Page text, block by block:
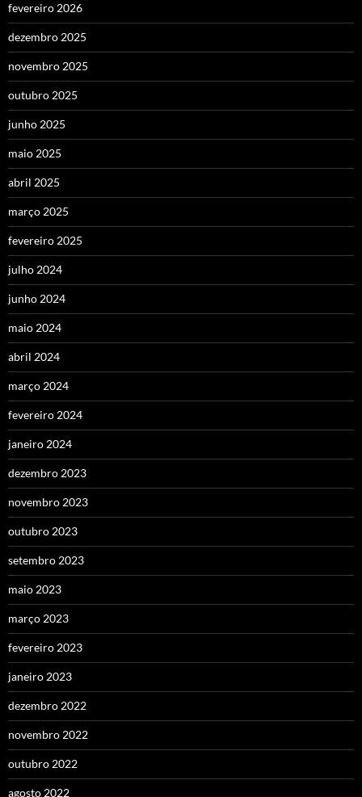
fevereiro 2026
dezembro 2025
novembro 2025
outubro 2025
junho 2025
maio 2025
abril 2025
março 2025
fevereiro 2025
julho 2024
junho 2024
maio 2024
abril 2024
março 2024
fevereiro 2024
janeiro 2024
dezembro 2023
novembro 2023
outubro 2023
setembro 2023
maio 2023
março 2023
fevereiro 2023
janeiro 2023
dezembro 2022
novembro 2022
outubro 2022
agosto 2022